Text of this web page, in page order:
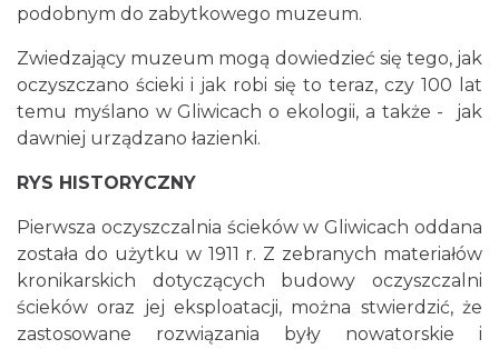
podobnym do zabytkowego muzeum.
Zwiedzający muzeum mogą dowiedzieć się tego, jak
oczyszczano ścieki i jak robi się to teraz, czy 100 lat
temu myślano w Gliwicach o ekologii, a także - jak
dawniej urządzano łazienki.
RYS HISTORYCZNY
Pierwsza oczyszczalnia ścieków w Gliwicach oddana
została do użytku w 1911 r. Z zebranych materiałów
kronikarskich dotyczących budowy oczyszczalni
ścieków oraz jej eksploatacji, można stwierdzić, że
zastosowane rozwiązania były nowatorskie i